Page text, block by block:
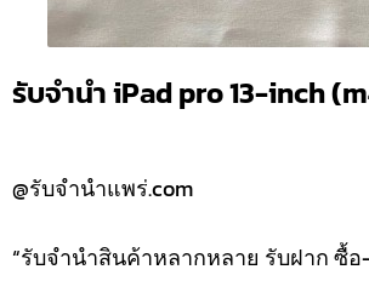
รับจำนำ iPad pro 13-inch
@รับจำนำแพร่.com
“รับจำนำสินค้าหลากหลาย รับฝาก ซื้